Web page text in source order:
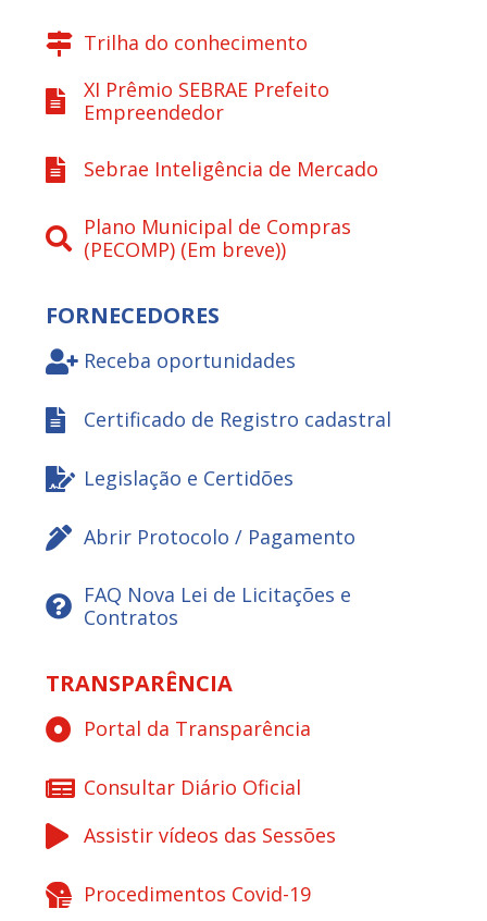
Trilha do conhecimento
XI Prêmio SEBRAE Prefeito
Empreendedor
Sebrae Inteligência de Mercado
Plano Municipal de Compras
(PECOMP) (Em breve))
FORNECEDORES
Receba oportunidades
Certificado de Registro cadastral
Legislação e Certidões
Abrir Protocolo / Pagamento
FAQ Nova Lei de Licitações e
Contratos
TRANSPARÊNCIA
Portal da Transparência
Consultar Diário Oficial
Assistir vídeos das Sessões
Procedimentos Covid-19